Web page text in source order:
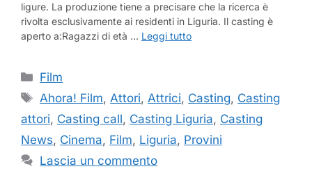
ligure. La produzione tiene a precisare che la ricerca è
rivolta esclusivamente ai residenti in Liguria. Il casting è
aperto a:Ragazzi di età … Leggi tutto
Categorie
Film
Tag
Ahora! Film,Attori,Attrici, Casting, Casting
attori, Casting call, Casting Liguria, Casting
News, Cinema, Film, Liguria, Provini
Lascia un commento